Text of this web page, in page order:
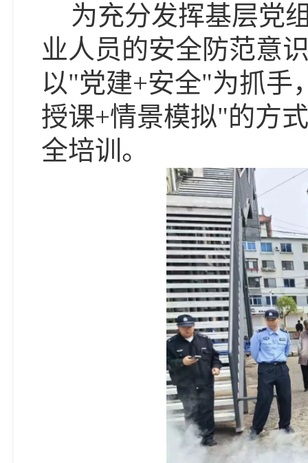
为充分发挥基层党
业人员的安全防范意
以"党建+安全"为抓手
授课+情景模拟"的方式
全培训 。